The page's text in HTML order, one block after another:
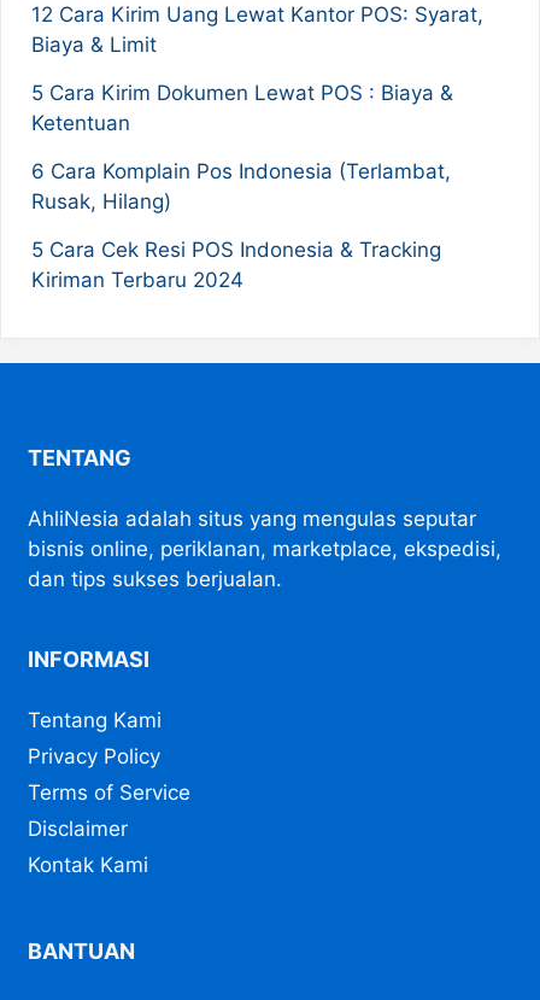
12 Cara Kirim Uang Lewat Kantor POS: Syarat,
Biaya & Limit
5 Cara Kirim Dokumen Lewat POS : Biaya &
Ketentuan
6 Cara Komplain Pos Indonesia (Terlambat,
Rusak, Hilang)
5 Cara Cek Resi POS Indonesia & Tracking
Kiriman Terbaru 2024
TENTANG
AhliNesia adalah situs yang mengulas seputar
bisnis online, periklanan, marketplace, ekspedisi,
dan tips sukses berjualan.
INFORMASI
Tentang Kami
Privacy Policy
Terms of Service
Disclaimer
Kontak Kami
BANTUAN